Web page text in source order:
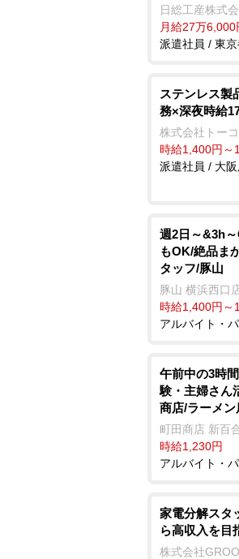
日総工産株式
月給27万6,000
派遣社員 / 東
ステンレス製
務×深夜時給
株式会社トー
時給1,400円～
派遣社員 / 大
週2日～&3h
もOK/絶品ま
タッフ/豚山
豚山 横浜西口
時給1,400円～
アルバイト・
午前中の3時
験・主婦さん
商店/ラーメ
町田商店 新百
時給1,230円
アルバイト・
家電分解スタ
ら高収入を目
株式会社